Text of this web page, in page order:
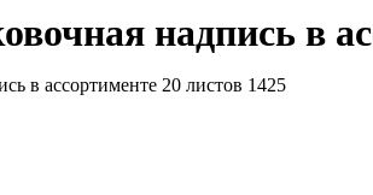
надпись в
в ассортименте 20 листов 1425